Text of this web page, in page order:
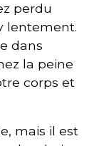
perdu
lentement.
dans
la peine
corps et
mais il est